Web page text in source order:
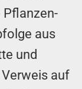
aus
und
auf